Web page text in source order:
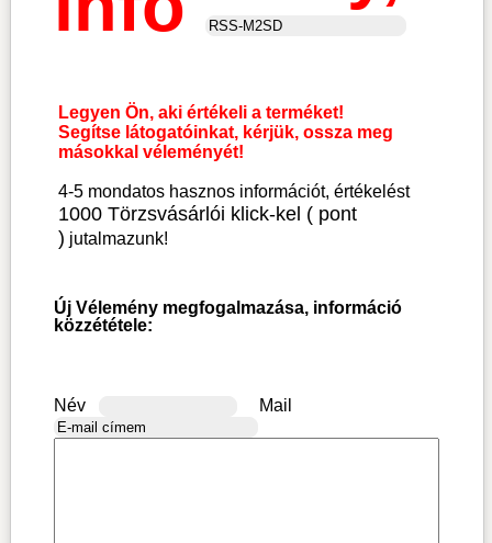
Legyen Ön, aki értékeli a terméket!
Segítse látogatóinkat, kérjük, ossza meg
másokkal véleményét!
4-5 mondatos hasznos információt, értékelést
1000 Törzsvásárlói klick-kel ( pont
) jutalmazunk!
Új Vélemény megfogalmazása, információ
közzététele:
Név Mail